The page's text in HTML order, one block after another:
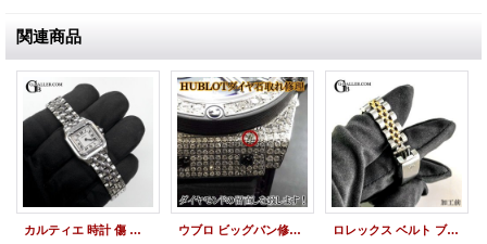
関連商品
カルティエ 時計 傷 修理 オーバーホール 新品仕上げ ウブロ ビッグバン修理 ダイヤ取れ 石取れ ダイヤベゼル 修理 ロレックス ベルト ブレス 修理 デイトジャスト 69173G 10Pダイヤ